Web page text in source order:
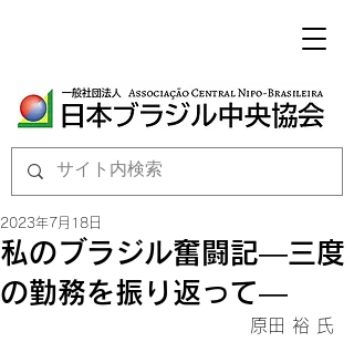
私のブラジル奮闘記―三度
の勤務を振り返って―
2023年7月18日
原田 裕 氏